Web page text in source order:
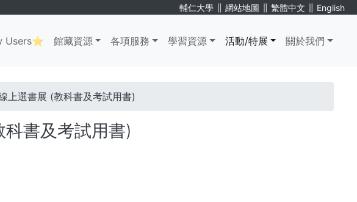
輔仁大學 ∥ 網站地圖 ∥ 繁體中文 ∥ English
Users⭐ 館藏資源 各項服務 學習資源 活動/特展 關於我們
上選書展 (教科書及考試用書)
書及考試用書)